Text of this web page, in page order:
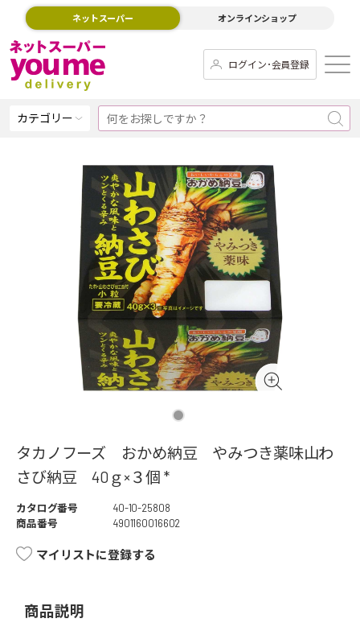
ネットスーパー オンラインショップ
ログイン･会員登録
カテゴリー
タカノフーズ おかめ納豆 やみつき薬味山わ
さび納豆 40ｇ×３個 *
カタログ番号
40-10-25808
商品番号
4901160016602
マイリストに登録する
商品説明